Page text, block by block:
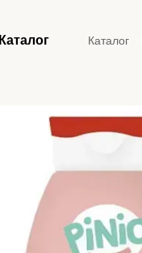
Каталог Каталог